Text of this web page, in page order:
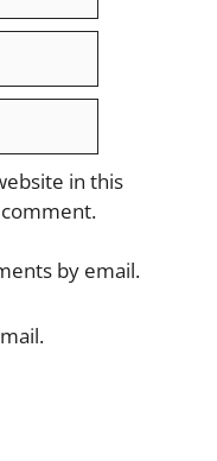
in this
by email.